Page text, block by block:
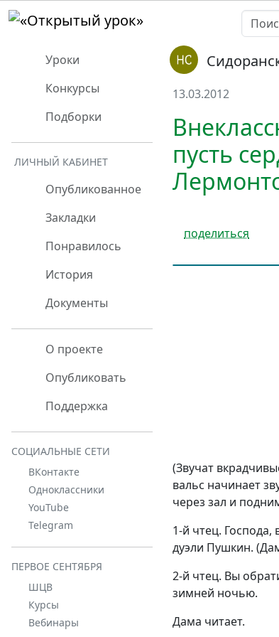
Уроки
Конкурсы
Подборки
ЛИЧНЫЙ КАБИНЕТ
Опубликованное
Закладки
Понравилось
История
Документы
О проекте
Опубликовать
Поддержка
СОЦИАЛЬНЫЕ СЕТИ
ВКонтакте
Одноклассники
YouTube
Telegram
ПЕРВОЕ СЕНТЯБРЯ
ШЦВ
Курсы
Вебинары
13.03.2012
пусть
поделиться
(Звучат
вальс начинает
через зал и
1-й чтец.
дуэли Пушкин.
2-й чтец. Вы
зимней ночью.
Дама читает.